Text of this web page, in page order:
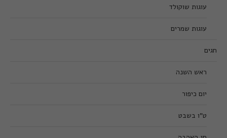
עוגות שוקולד
עוגות שמרים
חגים
ראש השנה
יום כיפור
ט”ו בשבט